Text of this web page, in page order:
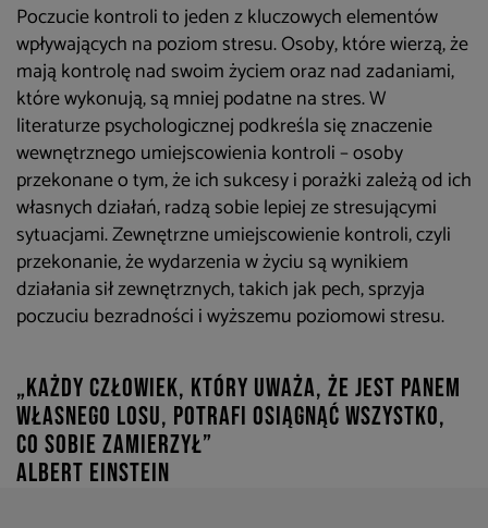
Poczucie kontroli to jeden z kluczowych elementów
wpływających na poziom stresu. Osoby, które wierzą, że
mają kontrolę nad swoim życiem oraz nad zadaniami,
które wykonują, są mniej podatne na stres. W
literaturze psychologicznej podkreśla się znaczenie
wewnętrznego umiejscowienia kontroli – osoby
przekonane o tym, że ich sukcesy i porażki zależą od ich
własnych działań, radzą sobie lepiej ze stresującymi
sytuacjami. Zewnętrzne umiejscowienie kontroli, czyli
przekonanie, że wydarzenia w życiu są wynikiem
działania sił zewnętrznych, takich jak pech, sprzyja
poczuciu bezradności i wyższemu poziomowi stresu.
„Każdy człowiek, który uważa, że jest panem
własnego losu, potrafi osiągnąć wszystko,
co sobie zamierzył”
Albert Einstein